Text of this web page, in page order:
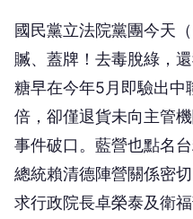
國民黨立法院黨團今天
贓、蓋牌！去毒脫綠，
糖早在今年5月即驗出中
倍，卻僅退貨未向主管
事件破口。藍營也點名
總統賴清德陣營關係密
求行政院長卓榮泰及衛